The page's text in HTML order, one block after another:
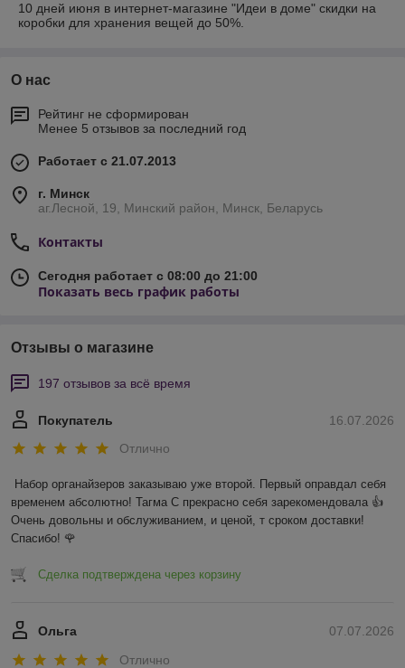
10 дней июня в интернет-магазине "Идеи в доме" скидки на
коробки для хранения вещей до 50%.
О нас
Рейтинг не сформирован
Менее 5 отзывов за последний год
Работает с 21.07.2013
г. Минск
аг.Лесной, 19, Минский район, Минск, Беларусь
Контакты
Сегодня работает с 08:00 до 21:00
Показать весь график работы
Отзывы о магазине
197 отзывов за всё время
16.07.2026
Покупатель
Отлично
Набор органайзеров заказываю уже второй. Первый оправдал себя
временем абсолютно! Тагма С прекрасно себя зарекомендовала 👍
Очень довольны и обслуживанием, и ценой, т сроком доставки!
Спасибо! 🌹
Сделка подтверждена через корзину
07.07.2026
Ольга
Отлично